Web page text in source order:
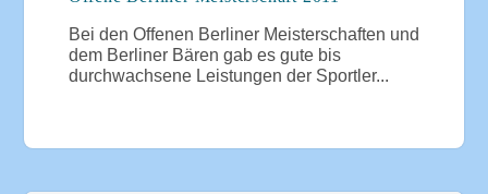
Bei den Offenen Berliner Meisterschaften und
dem Berliner Bären gab es gute bis
durchwachsene Leistungen der Sportler...